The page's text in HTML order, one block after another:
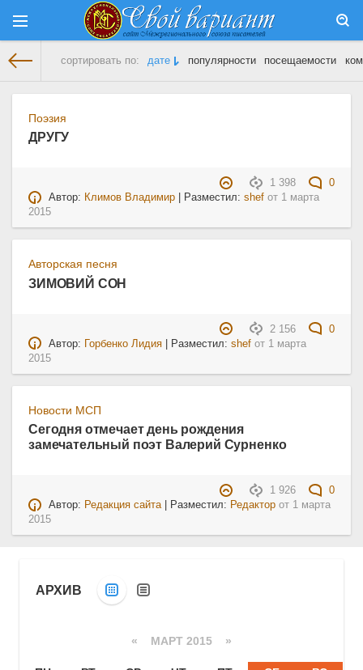
сортировать по: дате популярности посещаемости
Поэзия
ДРУГУ
1 398
0
Автор: Климов Владимир | Разместил:shef от 1 марта
2015
Авторская песня
ЗИМОВИЙ СОН
2 156
0
Автор: Горбенко Лидия | Разместил:shef от 1 марта
2015
Новости МСП
Сегодня отмечает день рождения
замечательный поэт Валерий Сурненко
1 926
0
Автор: Редакция сайта| Разместил: Редактор от 1 марта
2015
АРХИВ
« МАРТ 2015 »